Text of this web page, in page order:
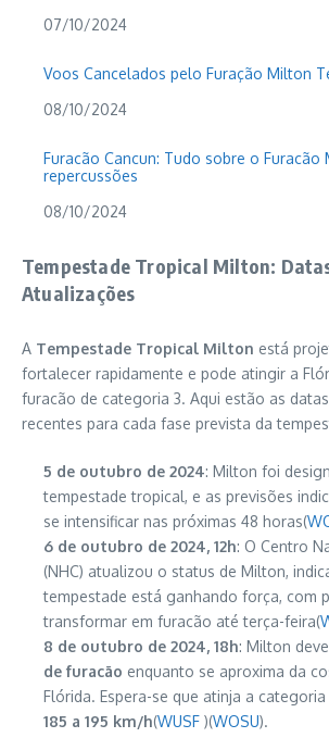
Data
07/10/2024
Voos Cancelados pelo Furação Milton
Data
08/10/2024
Furacão Cancun: Tudo sobre o Furacão
repercussões
Data
08/10/2024
Tempestade Tropical Milton:
Atualizações
A Tempestade Tropical Milton está
fortalecer rapidamente e pode atingir a
furacão de categoria 3. Aqui estão as
recentes para cada fase prevista da
5 de outubro de 2024: Milton foi
tempestade tropical, e as previsões
se intensificar nas próximas 48 horas​(
6 de outubro de 2024, 12h: O Centro
(NHC) atualizou o status de Milton,
tempestade está ganhando força, com
transformar em furacão até terça-feira​(
8 de outubro de 2024, 18h: Milton
de furacão enquanto se aproxima da
Flórida. Espera-se que atinja a
185 a 195 km/h​(WUSF )​(WOSU).